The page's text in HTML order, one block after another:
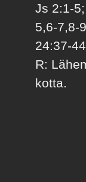
Js 2:1-
5,6-7,8-
24:37-44
R:
kotta.